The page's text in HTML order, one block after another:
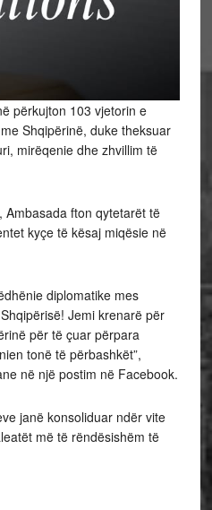
përkujton 103 vjetorin e
Shqipërinë, duke theksuar
mirëqenie dhe zhvillim të
Ambasada fton qytetarët të
kyçe të kësaj miqësie në
diplomatike mes
Jemi krenarë për
për të çuar përpara
tonë të përbashkët”,
në një postim në Facebook.
janë konsoliduar ndër vite
më të rëndësishëm të